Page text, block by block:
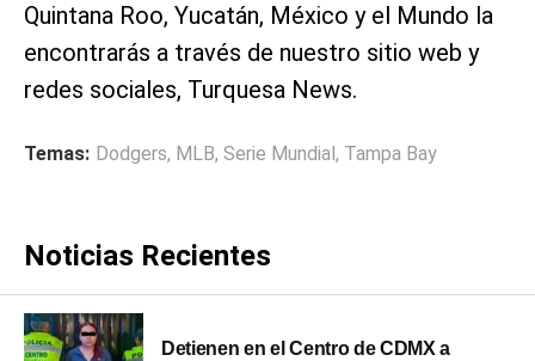
Quintana Roo, Yucatán, México y el Mundo la
encontrarás a través de nuestro sitio web y
redes sociales, Turquesa News.
Temas: Dodgers, MLB, Serie Mundial , Tampa Bay
Noticias Recientes
Detienen en el Centro de CDMX a